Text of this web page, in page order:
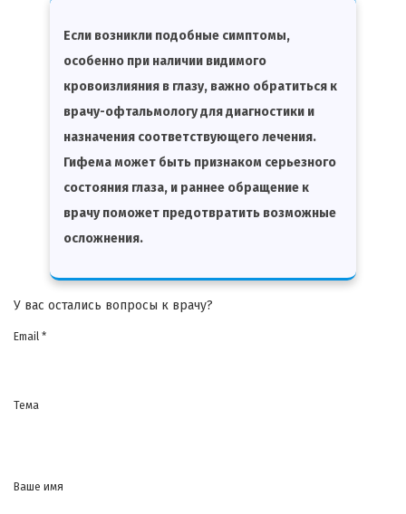
Если возникли подобные симптомы,
особенно при наличии видимого
кровоизлияния в глазу, важно обратиться к
врачу-офтальмологу для диагностики и
назначения соответствующего лечения.
Гифема может быть признаком серьезного
состояния глаза, и раннее обращение к
врачу поможет предотвратить возможные
осложнения.
У вас остались вопросы к врачу?
Email *
Тема
Ваше имя